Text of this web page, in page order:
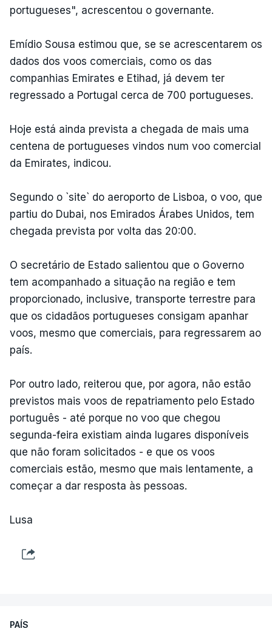
portugueses", acrescentou o governante.
Emídio Sousa estimou que, se se acrescentarem os
dados dos voos comerciais, como os das
companhias Emirates e Etihad, já devem ter
regressado a Portugal cerca de 700 portugueses.
Hoje está ainda prevista a chegada de mais uma
centena de portugueses vindos num voo comercial
da Emirates, indicou.
Segundo o `site` do aeroporto de Lisboa, o voo, que
partiu do Dubai, nos Emirados Árabes Unidos, tem
chegada prevista por volta das 20:00.
O secretário de Estado salientou que o Governo
tem acompanhado a situação na região e tem
proporcionado, inclusive, transporte terrestre para
que os cidadãos portugueses consigam apanhar
voos, mesmo que comerciais, para regressarem ao
país.
Por outro lado, reiterou que, por agora, não estão
previstos mais voos de repatriamento pelo Estado
português - até porque no voo que chegou
segunda-feira existiam ainda lugares disponíveis
que não foram solicitados - e que os voos
comerciais estão, mesmo que mais lentamente, a
começar a dar resposta às pessoas.
Lusa
PAÍS